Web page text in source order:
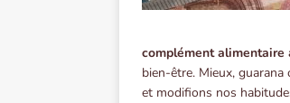
complément
bien-être. Mieux,
et modifions nos